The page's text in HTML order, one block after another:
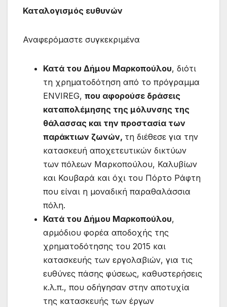
Καταλογισμός ευθυνών
Αναφερόμαστε συγκεκριμένα
Κατά του Δήμου Μαρκοπούλου, διότι
τη χρηματοδότηση από το πρόγραμμα
ENVIREG, που αφορούσε δράσεις
καταπολέμησης της μόλυνσης της
θάλασσας και την προστασία των
παράκτιων ζωνών, τη διέθεσε για την
κατασκευή αποχετευτικών δικτύων
των πόλεων Μαρκοπούλου, Καλυβίων
και Κουβαρά και όχι του Πόρτο Ράφτη
που είναι η μοναδική παραθαλάσσια
πόλη.
Κατά του Δήμου Μαρκοπούλου,
αρμόδιου φορέα αποδοχής της
χρηματοδότησης του 2015 και
κατασκευής των εργολαβιών, για τις
ευθύνες πάσης φύσεως, καθυστερήσεις
κ.λ.π., που οδήγησαν στην αποτυχία
της κατασκευής των έργων